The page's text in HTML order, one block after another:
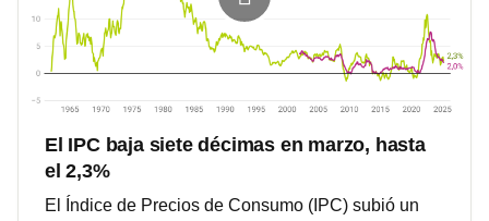
El IPC baja siete décimas en marzo, hasta
el 2,3%
El Índice de Precios de Consumo (IPC) subió un